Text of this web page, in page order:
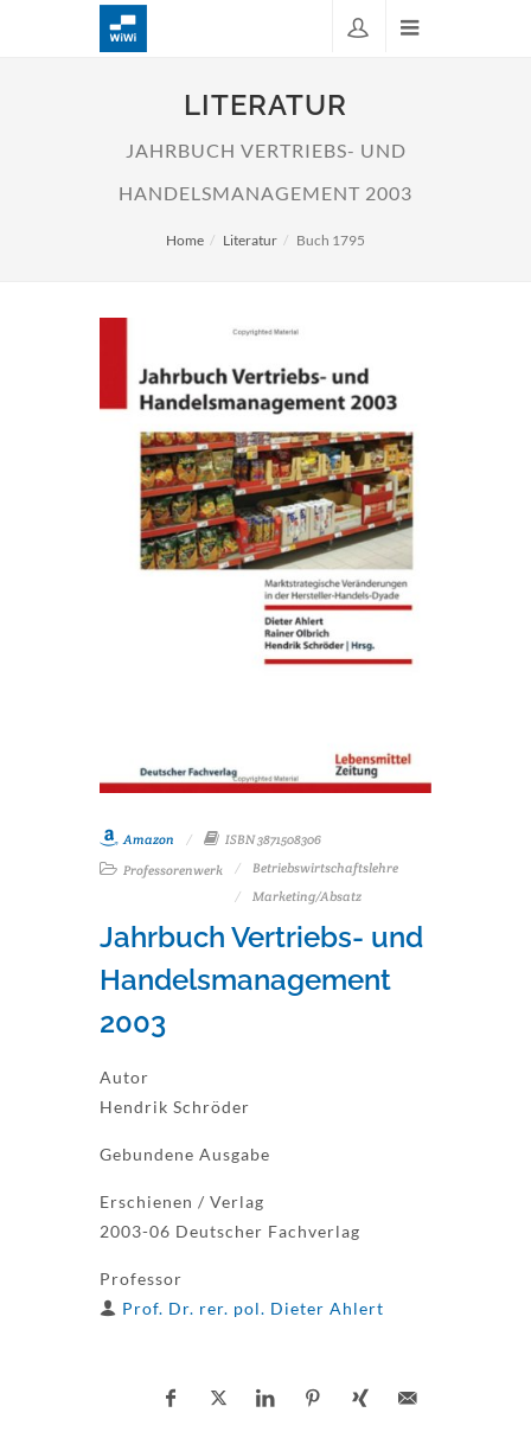
LITERATUR
JAHRBUCH VERTRIEBS- UND
HANDELSMANAGEMENT 2003
Home Literatur Buch 1795
Amazon
ISBN 3871508306
Professorenwerk
Betriebswirtschaftslehre
Marketing/Absatz
Jahrbuch Vertriebs- und
Handelsmanagement
2003
Autor
Hendrik Schröder
Gebundene Ausgabe
Erschienen / Verlag
2003-06 Deutscher Fachverlag
Professor
Prof. Dr. rer. pol. Dieter Ahlert